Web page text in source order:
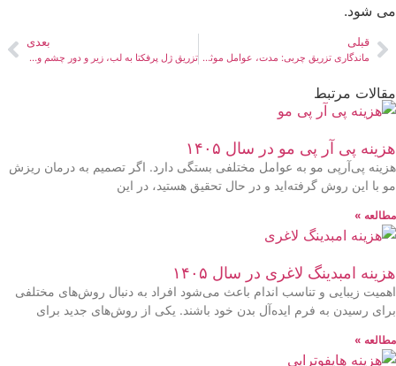
می شود.
قبلی
ماندگاری تزریق چربی: مدت، عوامل موثر و راه های افزایش ماندگاری
بعدی
تزریق ژل پرفکتا به لب، زیر و دور چشم و خط خنده+ قیمت فیلر پرفکتا
مقالات مرتبط
هزینه پی آر پی مو در سال ۱۴۰۵
هزینه پی‌آرپی مو به عوامل مختلفی بستگی دارد. اگر تصمیم به درمان ریزش
مو با این روش گرفته‌اید و در حال تحقیق هستید، در این
مطالعه »
هزینه امبدینگ لاغری در سال ۱۴۰۵
اهمیت زیبایی و تناسب اندام باعث می‌شود افراد به دنبال روش‌های مختلفی
برای رسیدن به فرم ایده‌آل بدن خود باشند. یکی از روش‌های جدید برای
مطالعه »